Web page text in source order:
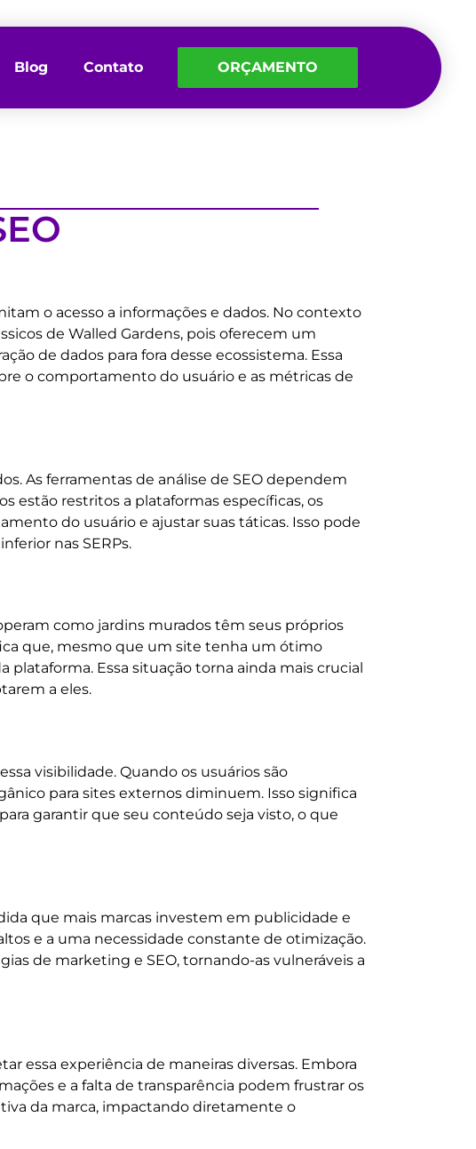
Blog Contato ORÇAMENTO
o acesso a informações e dados. No contexto
de Walled Gardens, pois oferecem um
de dados para fora desse ecossistema. Essa
o comportamento do usuário e as métricas de
As ferramentas de análise de SEO dependem
estão restritos a plataformas específicas, os
do usuário e ajustar suas táticas. Isso pode
nas SERPs.
como jardins murados têm seus próprios
que, mesmo que um site tenha um ótimo
Essa situação torna ainda mais crucial
a eles.
visibilidade. Quando os usuários são
para sites externos diminuem. Isso significa
garantir que seu conteúdo seja visto, o que
que mais marcas investem em publicidade e
e a uma necessidade constante de otimização.
de marketing e SEO, tornando-as vulneráveis a
essa experiência de maneiras diversas. Embora
e a falta de transparência podem frustrar os
da marca, impactando diretamente o